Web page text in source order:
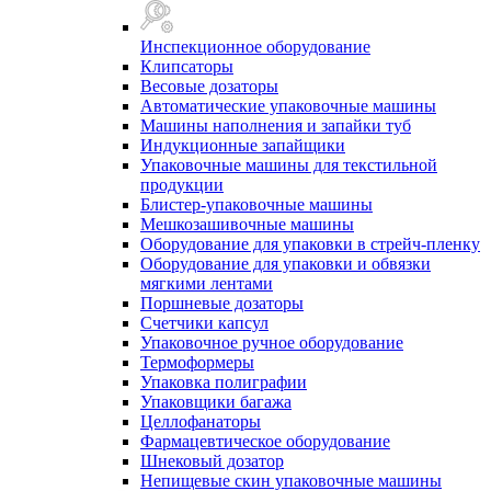
Инспекционное оборудование
Клипсаторы
Весовые дозаторы
Автоматические упаковочные машины
Машины наполнения и запайки туб
Индукционные запайщики
Упаковочные машины для текстильной
продукции
Блистер-упаковочные машины
Мешкозашивочные машины
Оборудование для упаковки в стрейч-пленку
Оборудование для упаковки и обвязки
мягкими лентами
Поршневые дозаторы
Счетчики капсул
Упаковочное ручное оборудование
Термоформеры
Упаковка полиграфии
Упаковщики багажа
Целлофанаторы
Фармацевтическое оборудование
Шнековый дозатор
Непищевые скин упаковочные машины